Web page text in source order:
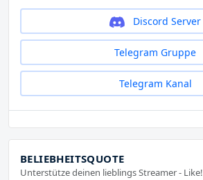
Discord Server
Telegram Gruppe
Telegram Kanal
BELIEBHEITSQUOTE
Unterstütze deinen lieblings Streamer - Like!